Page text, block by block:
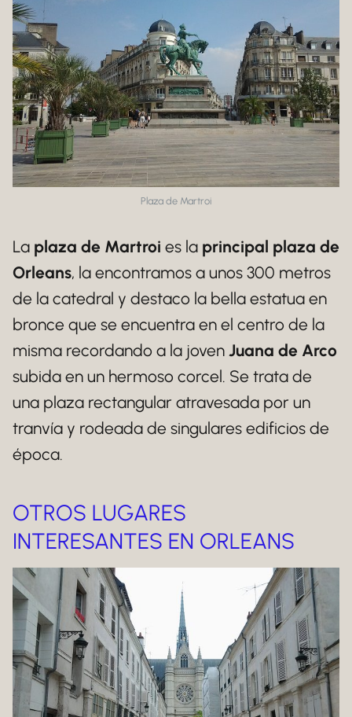
Plaza de Martroi
La plaza de Martroi es la principal plaza de
Orleans, la encontramos a unos 300 metros
de la catedral y destaco la bella estatua en
bronce que se encuentra en el centro de la
misma recordando a la joven Juana de Arco
subida en un hermoso corcel. Se trata de
una plaza rectangular atravesada por un
tranvía y rodeada de singulares edificios de
época.
OTROS LUGARES
INTERESANTES EN ORLEANS